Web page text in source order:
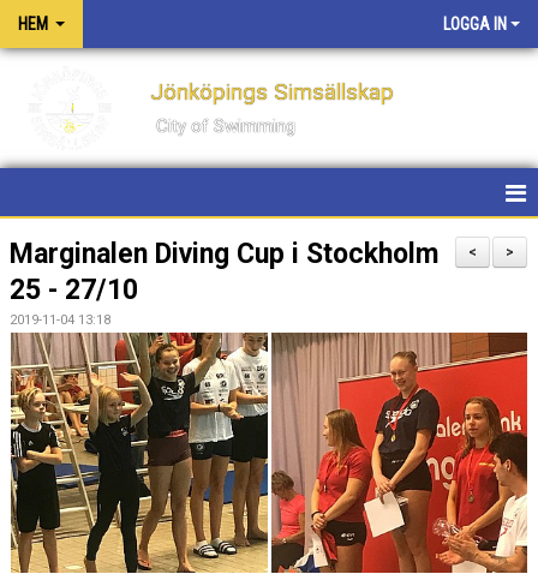
HEM LOGGA IN
Jönköpings Simsällskap
City of Swimming
HEM
NYHETER
KONTAKT
OM KLUBBEN
PM FÖR TÄVLINGAR OCH LÄGER
PRIVATLEKTIONER
BOKNING SIMSKOLA
>
<
Marginalen Diving Cup i Stockholm
25 - 27/10
2019-11-04 13:18